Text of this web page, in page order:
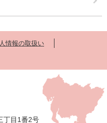
情報の取扱い
丁目1番2号